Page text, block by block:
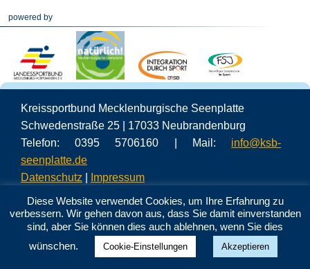
powered by
Kreissportbund Mecklenburgische Seenplatte
Schwedenstraße 25 | 17033 Neubrandenburg
Telefon: 0395 5706160 | Mail: info@ksb-
seenplatte.de
Datenschutz
Impressum
Diese Website verwendet Cookies, um Ihre Erfahrung zu
verbessern. Wir gehen davon aus, dass Sie damit einverstanden
sind, aber Sie können dies auch ablehnen, wenn Sie dies
wünschen.
Cookie-Einstellungen Akzeptieren